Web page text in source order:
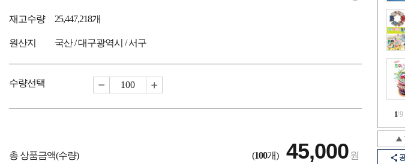
1/9
재고수량 25,447,218개
원산지 국산 / 대구광역시 / 서구
수량선택
총 상품금액(수량) (100개) 45,000원